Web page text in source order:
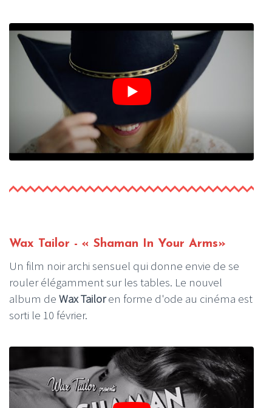
Wax Tailor - « Shaman In Your Arms»
Un film noir archi sensuel qui donne envie de se
rouler élégamment sur les tables. Le nouvel
album de Wax Tailoren forme d'ode au cinéma est
sorti le 10 février.